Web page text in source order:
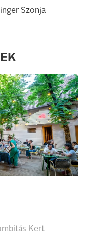
Szonja
Kert